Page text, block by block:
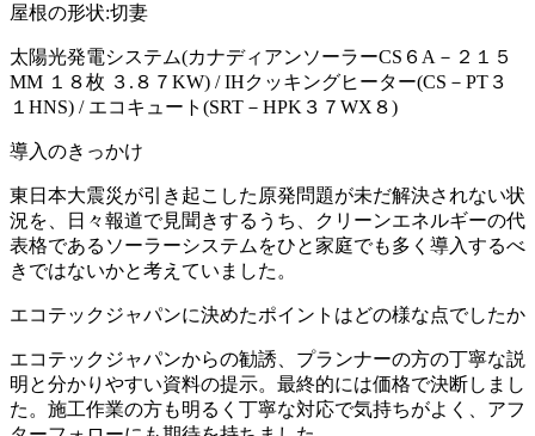
屋根の形状:切妻
太陽光発電システム(カナディアンソーラーCS６A－２１５
MM １８枚 ３.８７KW) / IHクッキングヒーター(CS－PT３
１HNS) / エコキュート(SRT－HPK３７WX８)
導入のきっかけ
東日本大震災が引き起こした原発問題が未だ解決されない状
況を、日々報道で見聞きするうち、クリーンエネルギーの代
表格であるソーラーシステムをひと家庭でも多く導入するべ
きではないかと考えていました。
エコテックジャパンに決めたポイントはどの様な点でしたか
エコテックジャパンからの勧誘、プランナーの方の丁寧な説
明と分かりやすい資料の提示。最終的には価格で決断しまし
た。施工作業の方も明るく丁寧な対応で気持ちがよく、アフ